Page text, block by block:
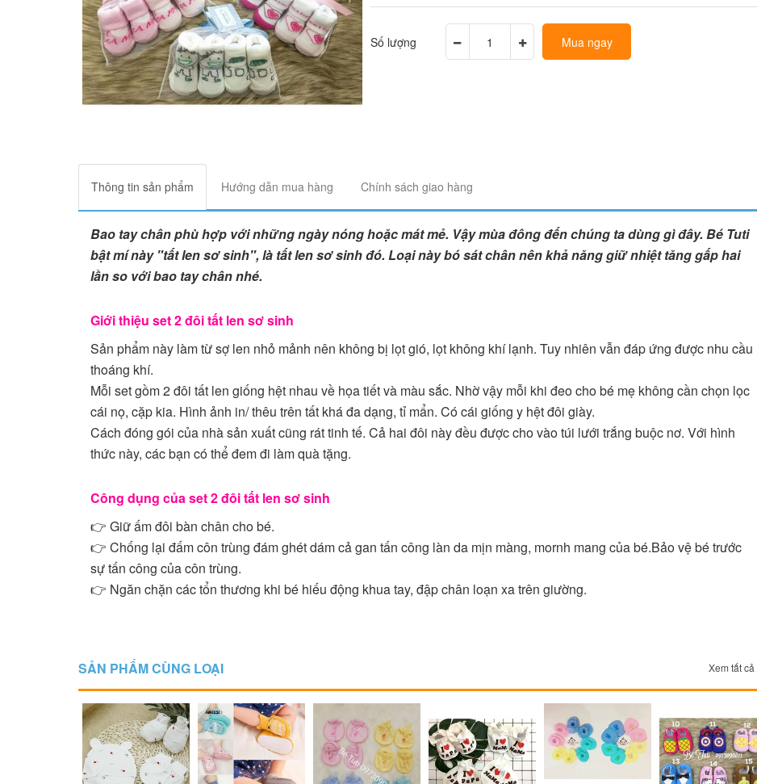
Số lượng Mua ngay
Thông tin sản phẩm Hướng dẫn mua hàng Chính sách giao hàng
Bao tay chân phù hợp với những ngày nóng hoặc mát mẻ. Vậy mùa đông đến chúng ta dùng gì đây. Bé Tuti
bật mí này "tất len sơ sinh", là tất len sơ sinh đó. Loại này bó sát chân nên khả năng giữ nhiệt tăng gấp hai
lần so với bao tay chân nhé.
Giới thiệu set 2 đôi tất len sơ sinh
Sản phẩm này làm từ sợ len nhỏ mảnh nên không bị lọt gió, lọt không khí lạnh. Tuy nhiên vẫn đáp ứng được nhu cầu
thoáng khí.
Mỗi set gồm 2 đôi tất len giống hệt nhau về họa tiết và màu sắc. Nhờ vậy mỗi khi đeo cho bé mẹ không cần chọn lọc
cái nọ, cặp kia. Hình ảnh in/ thêu trên tất khá đa dạng, tỉ mẩn. Có cái giống y hệt đôi giày.
Cách đóng gói của nhà sản xuất cũng rát tinh tế. Cả hai đôi này đều được cho vào túi lưới trắng buộc nơ. Với hình
thức này, các bạn có thể đem đi làm quà tặng.
Công dụng của set 2 đôi tất len sơ sinh
👉 Giữ ấm đôi bàn chân cho bé.
👉 Chống lại đấm côn trùng đám ghét dám cả gan tấn công làn da mịn màng, mornh mang của bé.Bảo vệ bé trước
sự tấn công của côn trùng.
👉 Ngăn chặn các tổn thương khi bé hiếu động khua tay, đập chân loạn xa trên giường.
SẢN PHẨM CÙNG LOẠI Xem tất cả
Chị Trang
Cầu Giấy, Hà Nội